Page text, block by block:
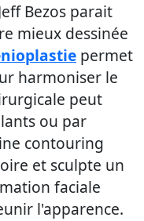
Bezos parait
mieux dessinée
permet
harmoniser le
peut
ou par
contouring
et sculpte un
faciale
l'apparence.